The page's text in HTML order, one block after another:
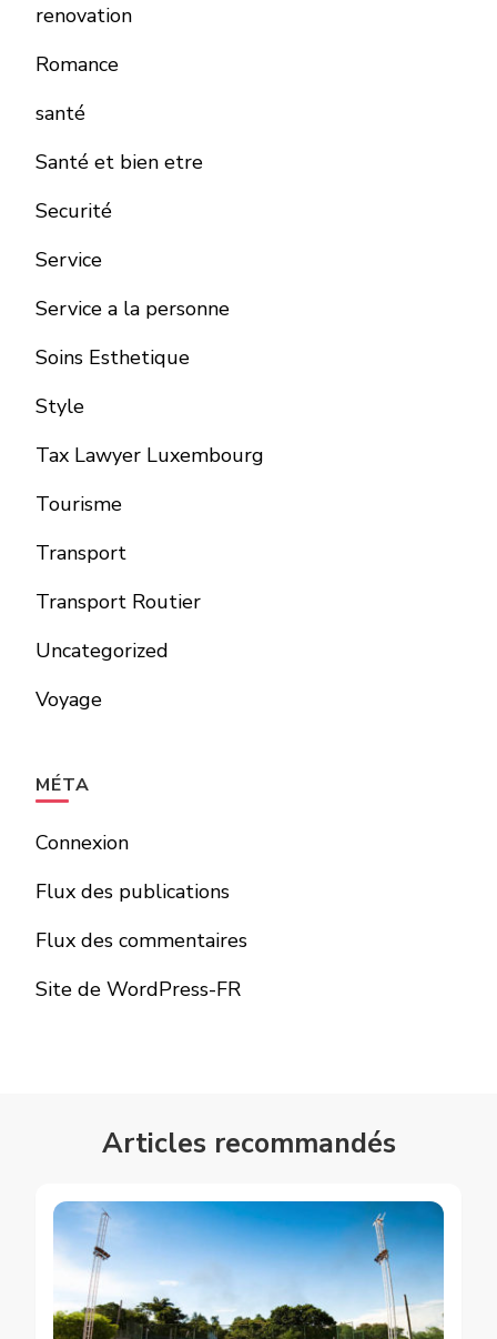
renovation
Romance
santé
Santé et bien etre
Securité
Service
Service a la personne
Soins Esthetique
Style
Tax Lawyer Luxembourg
Tourisme
Transport
Transport Routier
Uncategorized
Voyage
MÉTA
Connexion
Flux des publications
Flux des commentaires
Site de WordPress-FR
Articles recommandés